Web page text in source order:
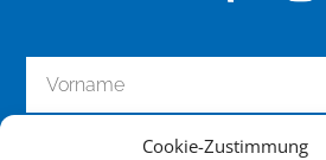
Cookie-Zustimmung